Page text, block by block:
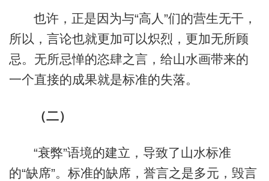
也许，正是因为与“高人”们的营生无干，
所以，言论也就更加可以炽烈，更加无所顾
忌。无所忌惮的恣肆之言，给山水画带来的
一个直接的成果就是标准的失落。
（二）
“衰弊”语境的建立，导致了山水标准
的“缺席”。标准的缺席，誉言之是多元，毁言